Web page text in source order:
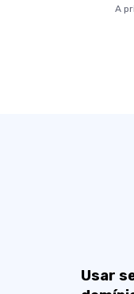
A
Usar